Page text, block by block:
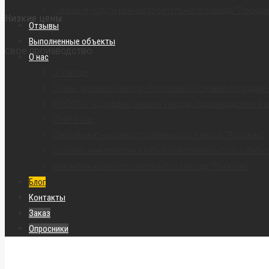
Низкие цены
свое производство
Отзывы
Выполненные объекты
О нас
Блог
Контакты
Заказ
Опросники